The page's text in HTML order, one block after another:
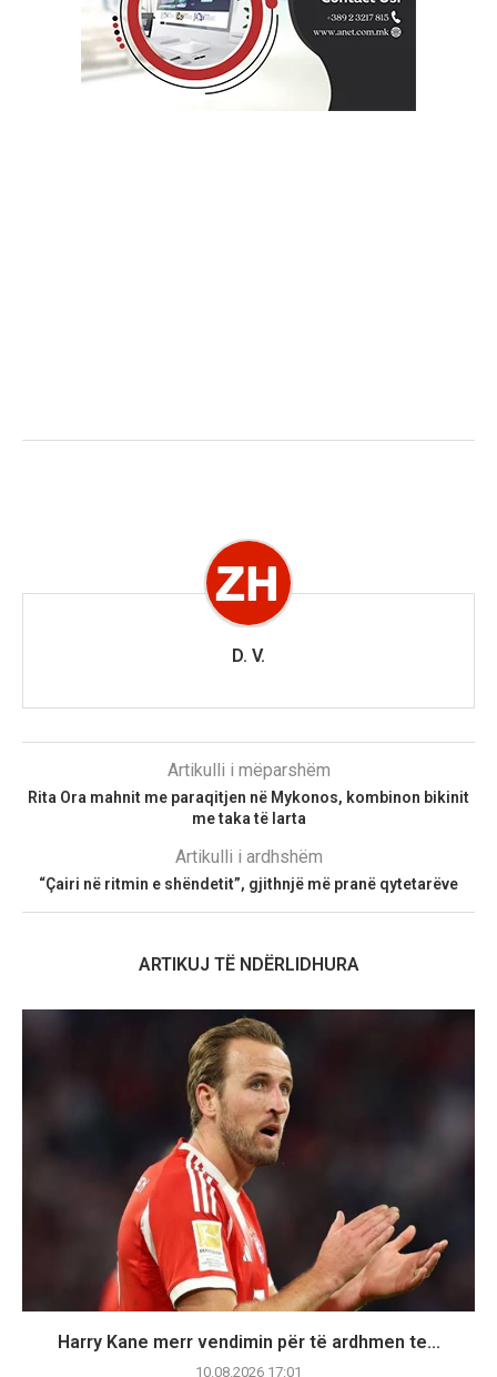
D. V.
Artikulli i mëparshëm
Rita Ora mahnit me paraqitjen në Mykonos, kombinon bikinit
me taka të larta
Artikulli i ardhshëm
“Çairi në ritmin e shëndetit”, gjithnjë më pranë qytetarëve
ARTIKUJ TË NDËRLIDHURA
Harry Kane merr vendimin për të ardhmen te...
10.08.2026 17:01